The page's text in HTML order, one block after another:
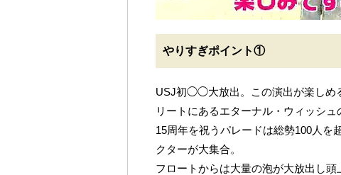
やりすぎポイント①
USJ初◯◯大放出。この演出が楽しめ
リートにあるエターナル・ウィッシュ
15周年を祝うパレードは総勢100人を
クターが大集合。
フロートからは大量の泡が大放出し頭